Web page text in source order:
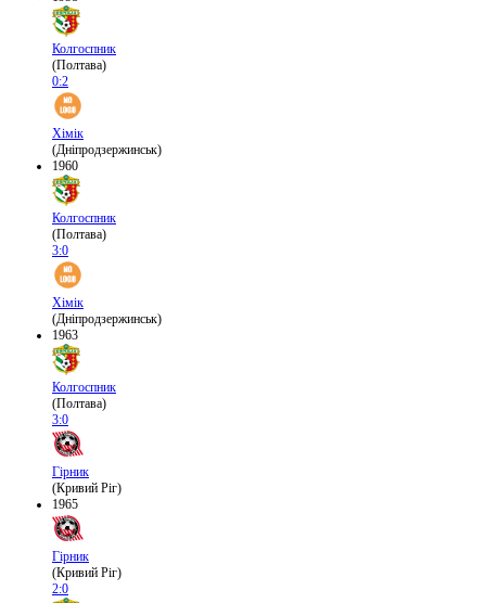
Колгоспник
(Полтава)
0:2
Хімік
(Дніпродзержинськ)
1960
Колгоспник
(Полтава)
3:0
Хімік
(Дніпродзержинськ)
1963
Колгоспник
(Полтава)
3:0
Гірник
(Кривий Ріг)
1965
Гірник
(Кривий Ріг)
2:0